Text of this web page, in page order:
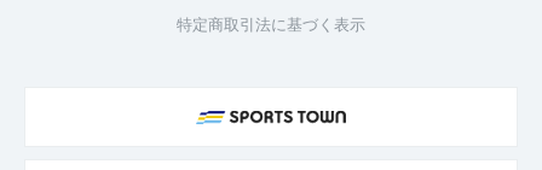
特定商取引法に基づく表示